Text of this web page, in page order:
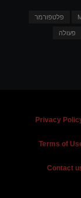
פלטפורמר
פעולה
Privacy
Terms of
Contact